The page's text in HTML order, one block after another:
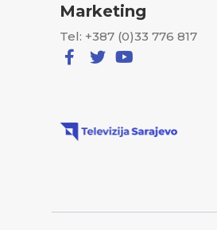
Marketing
Tel: +387 (0)33 776 817